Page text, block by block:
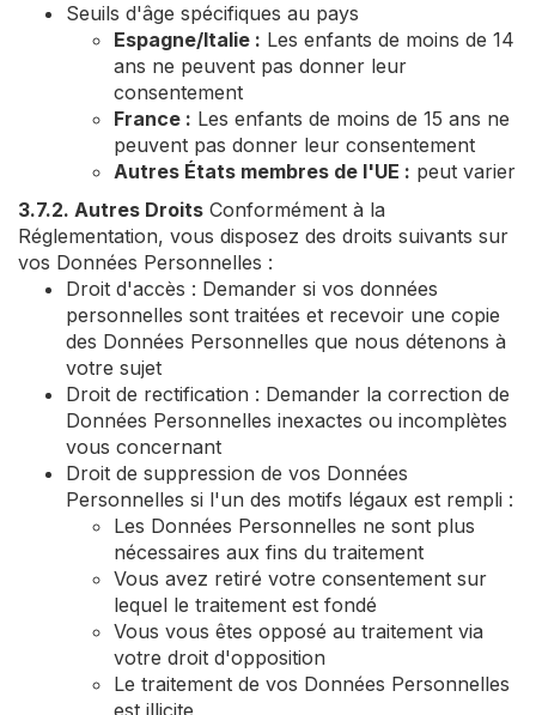
Seuils d'âge spécifiques au pays
Espagne/Italie : Les enfants de moins de 14
ans ne peuvent pas donner leur
consentement
France : Les enfants de moins de 15 ans ne
peuvent pas donner leur consentement
Autres États membres de l'UE : peut varier
3.7.2. Autres Droits Conformément à la
Réglementation, vous disposez des droits suivants sur
vos Données Personnelles :
Droit d'accès : Demander si vos données
personnelles sont traitées et recevoir une copie
des Données Personnelles que nous détenons à
votre sujet
Droit de rectification : Demander la correction de
Données Personnelles inexactes ou incomplètes
vous concernant
Droit de suppression de vos Données
Personnelles si l'un des motifs légaux est rempli :
Les Données Personnelles ne sont plus
nécessaires aux fins du traitement
Vous avez retiré votre consentement sur
lequel le traitement est fondé
Vous vous êtes opposé au traitement via
votre droit d'opposition
Le traitement de vos Données Personnelles
est illicite